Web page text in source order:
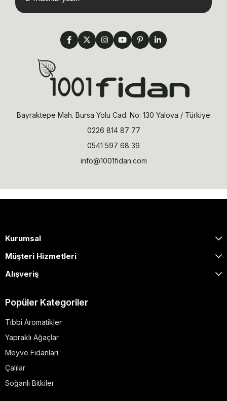
Bayraktepe Mah. Bursa Yolu Cad. No: 130 Yalova / Türkiye
0226 814 87 77
0541 597 68 39
info@1001fidan.com
Kurumsal
Müşteri Hizmetleri
Alışveriş
Popüler Kategoriler
Tıbbi Aromatikler
Yapraklı Ağaçlar
Meyve Fidanları
Çalılar
Soğanlı Bitkiler